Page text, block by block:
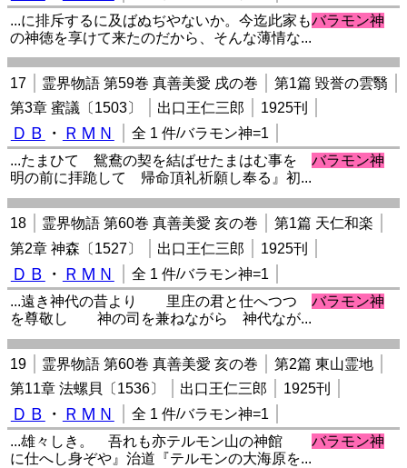
...に排斥するに及ばぬぢやないか。今迄此家もバラモン神
の神徳を享けて来たのだから、そんな薄情な...
17 霊界物語 第59巻 真善美愛 戌の巻
第1篇 毀誉の雲翳
第3章 蜜議〔1503〕
出口王仁三郎 1925刊
ＤＢ ・ ＲＭＮ
全 1 件/バラモン神=1
...たまひて 鴛鴦の契を結ばせたまはむ事をバラモン神
明の前に拝跪して 帰命頂礼祈願し奉る』初...
18 霊界物語 第60巻 真善美愛 亥の巻
第1篇 天仁和楽
第2章 神森〔1527〕
出口王仁三郎 1925刊
ＤＢ ・ ＲＭＮ
全 1 件/バラモン神=1
...遠き神代の昔より 里庄の君と仕へつつバラモン神
を尊敬し 神の司を兼ねながら 神代なが...
19 霊界物語 第60巻 真善美愛 亥の巻
第2篇 東山霊地
第11章 法螺貝〔1536〕
出口王仁三郎 1925刊
ＤＢ ・ ＲＭＮ
全 1 件/バラモン神=1
...雄々しき。 吾れも亦テルモン山の神館バラモン神
に仕へし身ぞや』治道『テルモンの大海原を...